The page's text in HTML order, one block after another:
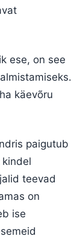
ese, on see
käevõru
paigutub
teevad
on
ise